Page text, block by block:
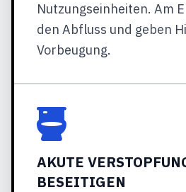
Nutzungseinheiten. Am
den Abfluss und geben
Vorbeugung.
AKUTE
BESEITIGEN